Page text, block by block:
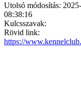
Utolsó módosítás:
08:38:16
Kulcsszavak:
Rövid link:
https://